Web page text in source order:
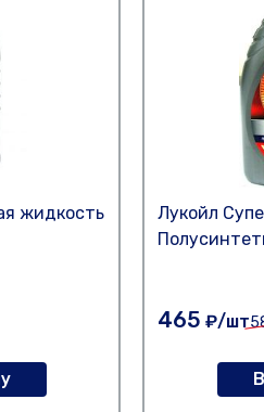
жидкость
Лукойл
465 ₽/шт